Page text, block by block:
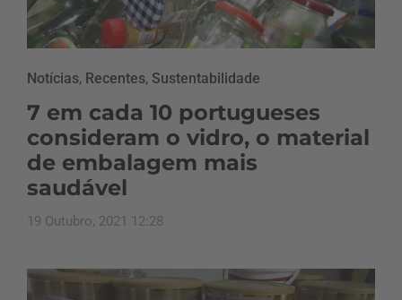
Notícias, Recentes, Sustentabilidade
7 em cada 10 portugueses
consideram o vidro, o material
de embalagem mais
saudável
19 Outubro, 2021 12:28